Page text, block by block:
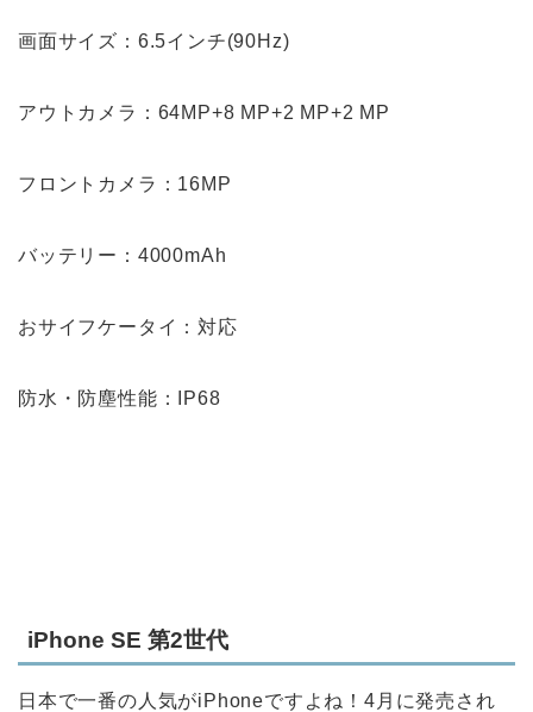
画面サイズ：6.5インチ(90Hz)
アウトカメラ：64MP+8 MP+2 MP+2 MP
フロントカメラ：16MP
バッテリー：4000mAh
おサイフケータイ：対応
防水・防塵性能：IP68
iPhone SE 第2世代
日本で一番の人気がiPhoneですよね！4月に発売され